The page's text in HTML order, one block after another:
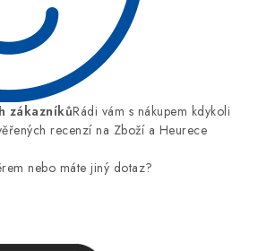
zákazníkůRádi vám s nákupem kdykoli
recenzí na Zboží a Heurece
nebo máte jiný dotaz?